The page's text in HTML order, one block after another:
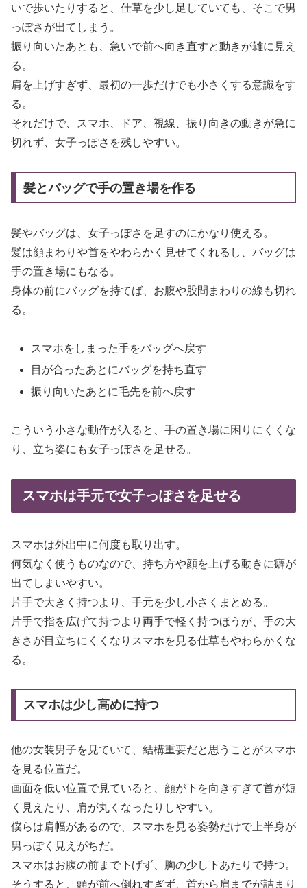
いで歩いたりすると、仕草を少し足していても、そこで男
っぽさが出てしまう。
振り向いたあとも、急いで前へ向き直すと動きが雑に見え
る。
肩を上げすぎず、最初の一歩だけでも小さくする意識をす
る。
それだけで、スマホ、ドア、視線、振り向きの動きが急に
切れず、女子っぽさを残しやすい。
髪とバッグで手の置き場を作る
髪やバッグは、女子っぽさを足すのにかなり使える。
髪は顔まわりや首をやわらかく見せてくれるし、バッグは
手の置き場にもなる。
身体の前にバッグを持てば、お腹や股間まわりの線も切れ
る。
スマホをしまった手をバッグへ戻す
目が合ったあとにバッグを持ち直す
振り向いたあとに毛先を前へ戻す
こういう小さな動作が入ると、手の置き場に困りにくくな
り、立ち姿にも女子っぽさを足せる。
スマホは手元で女子っぽさを足せる
スマホは外出中に何度も取り出す。
何気なく使うものなので、持ち方や顔を上げる動きに癖が
出てしまいやすい。
片手で大きく持つより、手元を少し小さくまとめる。
片手で指を広げて持つより両手で軽く持つほうが、手の大
きさが目立ちにくくなりスマホを見る仕草もやわらかくな
る。
スマホは少し高めに持つ
他の女装男子を見ていて、結構重要だと思うことがスマホ
を見る位置だ。
画面を低い位置で見ていると、顔が下を向きすぎて首が短
く見えたり、肩が丸くなったりしやすい。
僕らは肩幅があるので、スマホを見る姿勢だけで上半身が
男っぽく見えがちだ。
スマホはお腹の前まで下げず、胸の少し下あたりで持つ。
そうすると、頭が前へ倒れすぎず、首から肩までが詰まり